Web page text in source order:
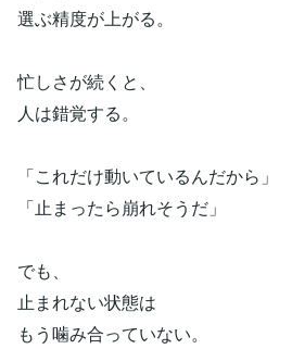
選ぶ精度が上がる。
忙しさが続くと、
人は錯覚する。
「これだけ動いているんだから」
「止まったら崩れそうだ」
でも、
止まれない状態は
もう噛み合っていない。